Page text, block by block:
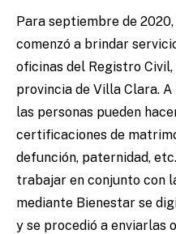
Para septiembre de
comenzó a brindar
oficinas del Registro
provincia de Villa Clara.
las personas pueden
certificaciones de
defunción, paternidad,
trabajar en conjunto con
mediante Bienestar se
y se procedió a enviarlas